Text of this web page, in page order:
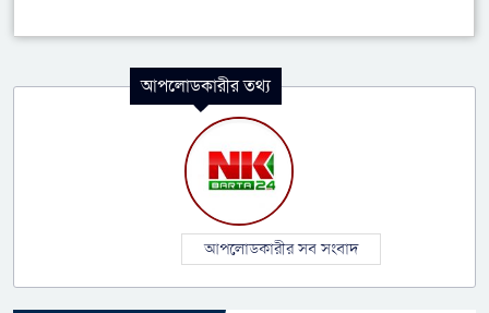
আপলোডকারীর তথ্য
আপলোডকারীর সব সংবাদ